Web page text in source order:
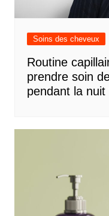
Soins des cheveux
Routine
prendre soin
pendant la nuit